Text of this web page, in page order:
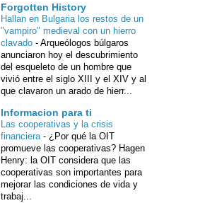
Forgotten History
Hallan en Bulgaria los restos de un
"vampiro" medieval con un hierro
clavado - Arqueólogos búlgaros
anunciaron hoy el descubrimiento
del esqueleto de un hombre que
vivió entre el siglo XIII y el XIV y al
que clavaron un arado de hierr...
Informacion para ti
Las cooperativas y la crisis
financiera - ¿Por qué la OIT
promueve las cooperativas? Hagen
Henry: la OIT considera que las
cooperativas son importantes para
mejorar las condiciones de vida y
trabaj...